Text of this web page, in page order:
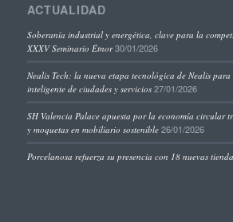
ACTUALIDAD
Soberanía industrial y energética, clave para la
XXXV Seminario Étnor 30/01/2026
Nealis Tech: la nueva etapa tecnológica de Nealis
inteligente de ciudades y servicios 27/01/2026
SH Valencia Palace apuesta por la economía circular
y moquetas en mobiliario sostenible 26/01/2026
Porcelanosa refuerza su presencia con 18 nuevas